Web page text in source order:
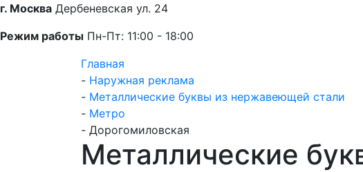
г. Москва Дербеневская ул. 24
Режим работы Пн-Пт: 11:00 - 18:00
Главная
- Наружная реклама
- Металлические буквы из нержавеющей стали
- Метро
- Дорогомиловская
Металлические